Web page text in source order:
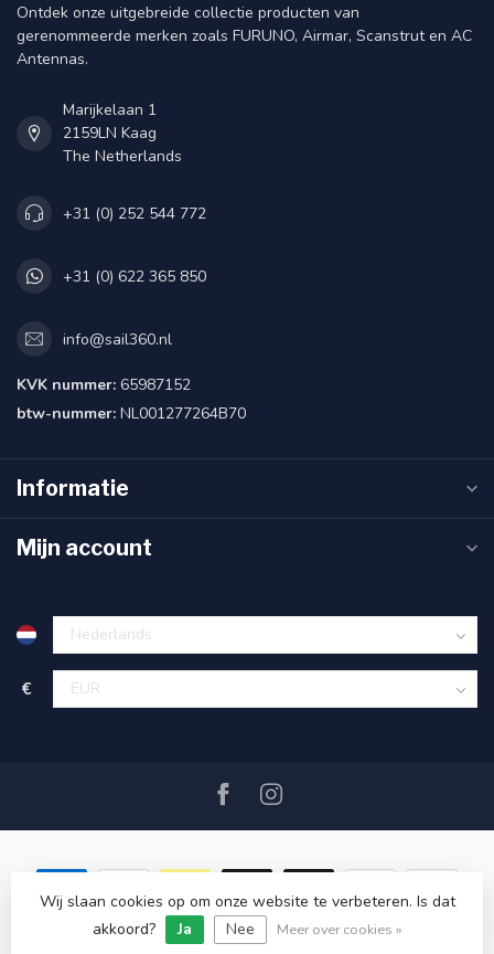
Ontdek onze uitgebreide collectie producten van
gerenommeerde merken zoals FURUNO, Airmar, Scanstrut en AC
Antennas.
Marijkelaan 1
2159LN Kaag
The Netherlands
+31 (0) 252 544 772
+31 (0) 622 365 850
info@sail360.nl
KVK nummer: 65987152
btw-nummer: NL001277264B70
Informatie
Mijn account
€
© Copyright 2026 SAIL360 watersport and boat equipment
Wij slaan cookies op om onze website te verbeteren. Is dat
akkoord?
Ja Nee Meer over cookies »